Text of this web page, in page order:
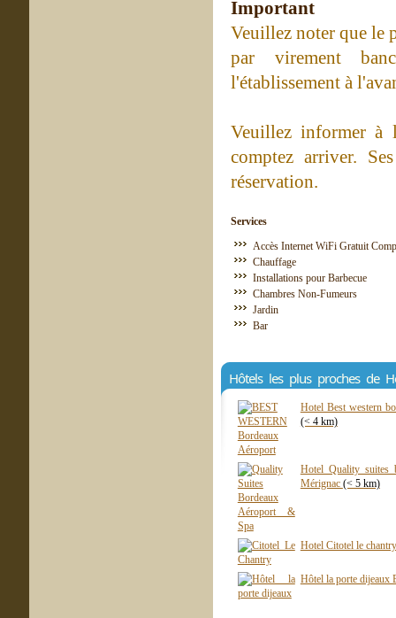
Important
Veuillez noter que le
par virement
l'établissement à
Veuillez informer à
comptez arriver.
réservation.
Services
Accès Internet WiFi Gratuit
Chauffage
Installations pour Barbecue
Chambres Non-Fumeurs
Jardin
Bar
Hôtels les plus proches de
Hotel Best western
(< 4 km)
Hotel Quality suites
Mérignac (< 5 km)
Hotel Citotel le
Hôtel la porte dijeaux